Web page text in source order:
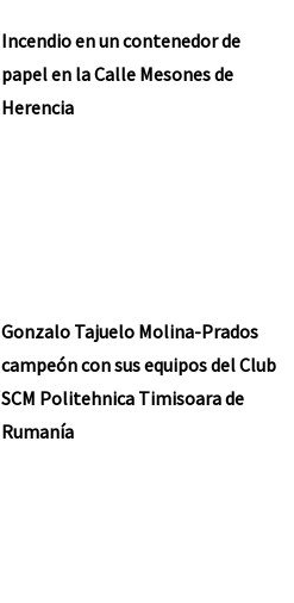
Incendio en un contenedor de
papel en la Calle Mesones de
Herencia
Gonzalo Tajuelo Molina-Prados
campeón con sus equipos del Club
SCM Politehnica Timisoara de
Rumanía